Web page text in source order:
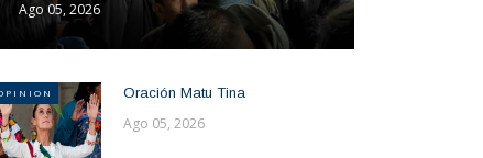
Ago 05, 2026
Oración Matu Tina
Ago 05, 2026